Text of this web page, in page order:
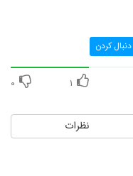
دنبال کردن
۱ ۰
نظرات